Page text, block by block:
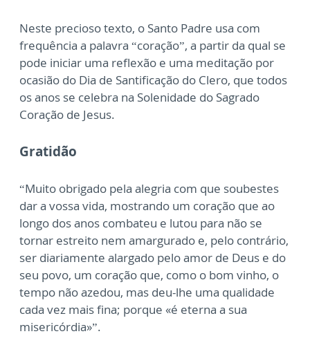
Neste precioso texto, o Santo Padre usa com
frequência a palavra “coração”, a partir da qual se
pode iniciar uma reflexão e uma meditação por
ocasião do Dia de Santificação do Clero, que todos
os anos se celebra na Solenidade do Sagrado
Coração de Jesus.
Gratidão
“Muito obrigado pela alegria com que soubestes
dar a vossa vida, mostrando um coração que ao
longo dos anos combateu e lutou para não se
tornar estreito nem amargurado e, pelo contrário,
ser diariamente alargado pelo amor de Deus e do
seu povo, um coração que, como o bom vinho, o
tempo não azedou, mas deu-lhe uma qualidade
cada vez mais fina; porque «é eterna a sua
misericórdia»”.